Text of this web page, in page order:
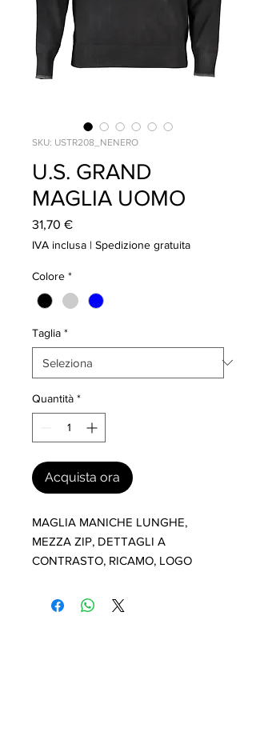
SKU: USTR208_NENERO
U.S. GRAND
MAGLIA UOMO
31,70 €Prezzo
IVA inclusa | Spedizione gratuita
Colore *
Taglia *
Quantità *
Acquista ora
MAGLIA MANICHE LUNGHE,
MEZZA ZIP, DETTAGLI A
CONTRASTO, RICAMO, LOGO